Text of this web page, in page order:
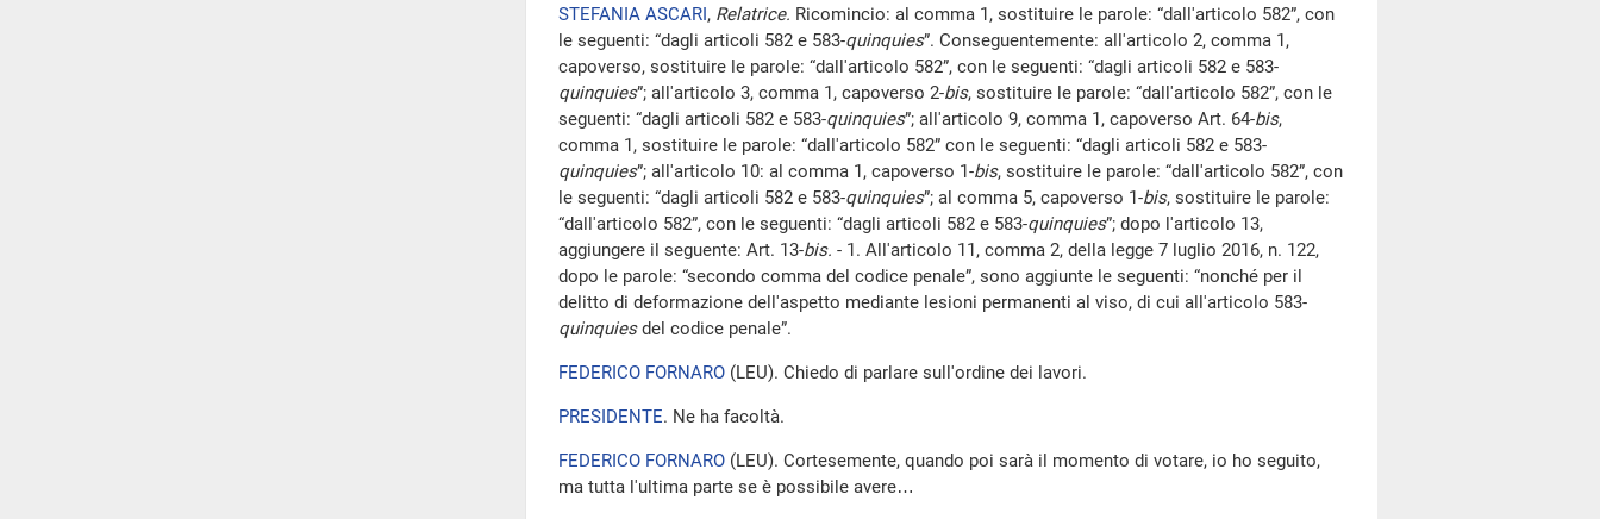
STEFANIA ASCARI, Relatrice. Ricomincio: al comma 1, sostituire le parole: “dall'articolo 582”, con
le seguenti: “dagli articoli 582 e 583-quinquies”. Conseguentemente: all'articolo 2, comma 1,
capoverso, sostituire le parole: “dall'articolo 582”, con le seguenti: “dagli articoli 582 e 583-
quinquies”; all'articolo 3, comma 1, capoverso 2-bis, sostituire le parole: “dall'articolo 582”, con le
seguenti: “dagli articoli 582 e 583-quinquies”; all'articolo 9, comma 1, capoverso Art. 64-bis,
comma 1, sostituire le parole: “dall'articolo 582” con le seguenti: “dagli articoli 582 e 583-
quinquies”; all'articolo 10: al comma 1, capoverso 1-bis, sostituire le parole: “dall'articolo 582”, con
le seguenti: “dagli articoli 582 e 583-quinquies”; al comma 5, capoverso 1-bis, sostituire le parole:
“dall'articolo 582”, con le seguenti: “dagli articoli 582 e 583-quinquies”; dopo l'articolo 13,
aggiungere il seguente: Art. 13-bis. - 1. All'articolo 11, comma 2, della legge 7 luglio 2016, n. 122,
dopo le parole: “secondo comma del codice penale”, sono aggiunte le seguenti: “nonché per il
delitto di deformazione dell'aspetto mediante lesioni permanenti al viso, di cui all'articolo 583-
quinquiesdel codice penale”.
FEDERICO FORNARO (LEU). Chiedo di parlare sull'ordine dei lavori.
PRESIDENTE. Ne ha facoltà.
FEDERICO FORNARO (LEU). Cortesemente, quando poi sarà il momento di votare, io ho seguito,
ma tutta l'ultima parte se è possibile avere…